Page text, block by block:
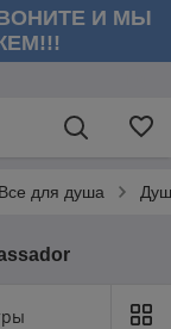
И МЫ
Все для душа